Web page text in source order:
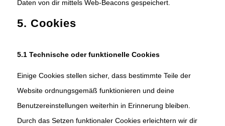
Daten von dir mittels Web-Beacons gespeichert.
5. Cookies
5.1 Technische oder funktionelle Cookies
Einige Cookies stellen sicher, dass bestimmte Teile der
Website ordnungsgemäß funktionieren und deine
Benutzereinstellungen weiterhin in Erinnerung bleiben.
Durch das Setzen funktionaler Cookies erleichtern wir dir